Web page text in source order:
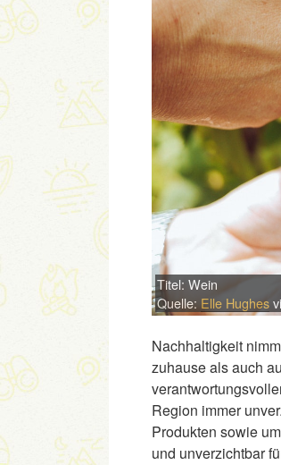
Titel: Wein
Quelle: Elle Hughes
Nachhaltigkeit
zuhause als auch
Region immer
Produkten sowie
und unverzichtbar